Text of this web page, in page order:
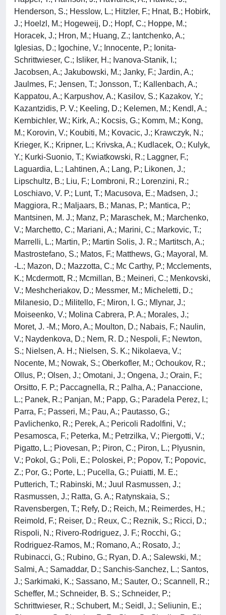
Henderson, S.; Hesslow, L.; Hitzler, F.; Hnat, B.; Hobirk,
J.; Hoelzl, M.; Hogeweij, D.; Hopf, C.; Hoppe, M.;
Horacek, J.; Hron, M.; Huang, Z.; Iantchenko, A.;
Iglesias, D.; Igochine, V.; Innocente, P.; Ionita-
Schrittwieser, C.; Isliker, H.; Ivanova-Stanik, I.;
Jacobsen, A.; Jakubowski, M.; Janky, F.; Jardin, A.;
Jaulmes, F.; Jensen, T.; Jonsson, T.; Kallenbach, A.;
Kappatou, A.; Karpushov, A.; Kasilov, S.; Kazakov, Y.;
Kazantzidis, P. V.; Keeling, D.; Kelemen, M.; Kendl, A.;
Kernbichler, W.; Kirk, A.; Kocsis, G.; Komm, M.; Kong,
M.; Korovin, V.; Koubiti, M.; Kovacic, J.; Krawczyk, N.;
Krieger, K.; Kripner, L.; Krivska, A.; Kudlacek, O.; Kulyk,
Y.; Kurki-Suonio, T.; Kwiatkowski, R.; Laggner, F.;
Laguardia, L.; Lahtinen, A.; Lang, P.; Likonen, J.;
Lipschultz, B.; Liu, F.; Lombroni, R.; Lorenzini, R.;
Loschiavo, V. P.; Lunt, T.; Macusova, E.; Madsen, J.;
Maggiora, R.; Maljaars, B.; Manas, P.; Mantica, P.;
Mantsinen, M. J.; Manz, P.; Maraschek, M.; Marchenko,
V.; Marchetto, C.; Mariani, A.; Marini, C.; Markovic, T.;
Marrelli, L.; Martin, P.; Martin Solis, J. R.; Martitsch, A.;
Mastrostefano, S.; Matos, F.; Matthews, G.; Mayoral, M.
-L.; Mazon, D.; Mazzotta, C.; Mc Carthy, P.; Mcclements,
K.; Mcdermott, R.; Mcmillan, B.; Meineri, C.; Menkovski,
V.; Meshcheriakov, D.; Messmer, M.; Micheletti, D.;
Milanesio, D.; Militello, F.; Miron, I. G.; Mlynar, J.;
Moiseenko, V.; Molina Cabrera, P. A.; Morales, J.;
Moret, J. -M.; Moro, A.; Moulton, D.; Nabais, F.; Naulin,
V.; Naydenkova, D.; Nem, R. D.; Nespoli, F.; Newton,
S.; Nielsen, A. H.; Nielsen, S. K.; Nikolaeva, V.;
Nocente, M.; Nowak, S.; Oberkofler, M.; Ochoukov, R.;
Ollus, P.; Olsen, J.; Omotani, J.; Ongena, J.; Orain, F.;
Orsitto, F. P.; Paccagnella, R.; Palha, A.; Panaccione,
L.; Panek, R.; Panjan, M.; Papp, G.; Paradela Perez, I.;
Parra, F.; Passeri, M.; Pau, A.; Pautasso, G.;
Pavlichenko, R.; Perek, A.; Pericoli Radolfini, V.;
Pesamosca, F.; Peterka, M.; Petrzilka, V.; Piergotti, V.;
Pigatto, L.; Piovesan, P.; Piron, C.; Piron, L.; Plyusnin,
V.; Pokol, G.; Poli, E.; Poloskei, P.; Popov, T.; Popovic,
Z.; Por, G.; Porte, L.; Pucella, G.; Puiatti, M. E.;
Putterich, T.; Rabinski, M.; Juul Rasmussen, J.;
Rasmussen, J.; Ratta, G. A.; Ratynskaia, S.;
Ravensbergen, T.; Refy, D.; Reich, M.; Reimerdes, H.;
Reimold, F.; Reiser, D.; Reux, C.; Reznik, S.; Ricci, D.;
Rispoli, N.; Rivero-Rodriguez, J. F.; Rocchi, G.;
Rodriguez-Ramos, M.; Romano, A.; Rosato, J.;
Rubinacci, G.; Rubino, G.; Ryan, D. A.; Salewski, M.;
Salmi, A.; Samaddar, D.; Sanchis-Sanchez, L.; Santos,
J.; Sarkimaki, K.; Sassano, M.; Sauter, O.; Scannell, R.;
Scheffer, M.; Schneider, B. S.; Schneider, P.;
Schrittwieser, R.; Schubert, M.; Seidl, J.; Seliunin, E.;